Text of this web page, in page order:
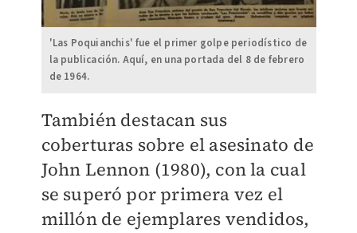
'Las Poquianchis' fue el primer golpe periodístico de
la publicación. Aquí, en una portada del 8 de febrero
de 1964.
También destacan sus
coberturas sobre el asesinato de
John Lennon (1980), con la cual
se superó por primera vez el
millón de ejemplares vendidos,